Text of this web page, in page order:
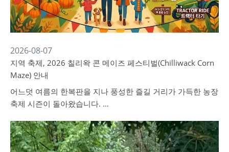
2026-08-07
지역 축제, 2026 칠리왁 콘 메이즈 페스티벌(Chilliwack Corn
Maze) 안내
어느덧 여름의 한복판을 지나 풍성한 즐길 거리가 가득한 농장
축제 시즌이 돌아왔습니다. …